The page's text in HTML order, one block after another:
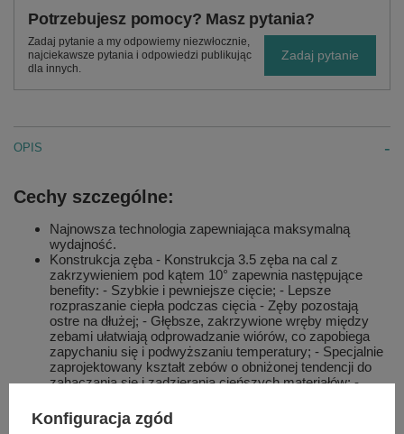
Potrzebujesz pomocy? Masz pytania?
Zadaj pytanie a my odpowiemy niezwłocznie,
najciekawsze pytania i odpowiedzi publikując
dla innych.
Zadaj pytanie
OPIS
Cechy szczególne:
Najnowsza technologia zapewniająca maksymalną
wydajność.
Konstrukcja zęba - Konstrukcja 3.5 zęba na cal z
zakrzywieniem pod kątem 10° zapewnia następujące
benefity: - Szybkie i pewniejsze cięcie; - Lepsze
rozpraszanie ciepła podczas cięcia - Zęby pozostają
ostre na dłużej; - Głębsze, zakrzywione wręby między
zebami ułatwiają odprowadzanie wiórów, co zapobiega
zapychaniu się i podwyższaniu temperatury; - Specjalnie
zaprojektowany kształt zebów o obniżonej tendencji do
zahaczania się i zadzierania cieńszych materiałów; -
zminimalizować wiązanie i tarcie; - Wymaga mniejszego
nacisku przy posuwie; Osiągi się to dzięki agresywnej
Konfiguracja zgód